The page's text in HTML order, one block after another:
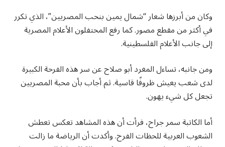
وكان من أبرزها شعار “شمال يمين بنحب المصريين”، الذي تكرر
في أكثر من مقطع مصور. كما رفع المحتفلون الأعلام المصرية
إلى جانب الأعلام الفلسطينية.
ومن جانبه، تساءل المغرد أبو صلاح عن سر هذه الفرحة الكبيرة
لدى شعب يعيش ظروفًا قاسية. ثم أجاب بأن محبة المصريين
تجعل كل شيء يهون.
أما الكاتبة سمر جراح، فرأت أن هذه المشاهد تعكس تعطش
الشعوب العربية للحظات الفرح. وأكدت أن الرياضة ما زالت